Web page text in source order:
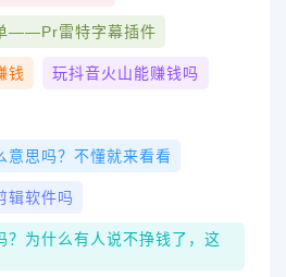
——pr雷特字幕插件
钱 玩抖音火山能赚钱吗
意思吗？不懂就来看看
辑软件吗
？为什么有人说不挣钱了，这